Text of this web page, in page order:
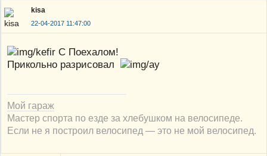
kisa
22-04-2017 11:47:00
С Поехалом!
Прикольно разрисовал
Мой гараж
Мастер спорта по езде за хлебушком на велосипеде.
Если не я построил велосипед — это не мой велосипед.